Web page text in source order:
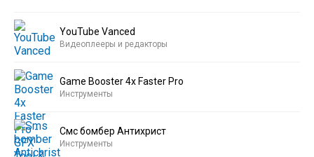
YouTube Vanced
Видеоплееры и редакторы
Game Booster 4x Faster Pro
Инструменты
Смс бомбер Антихрист
Инструменты